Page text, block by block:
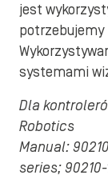
jest
potrzebujemy
systemami
Dla
Robotics
Manual:
series;